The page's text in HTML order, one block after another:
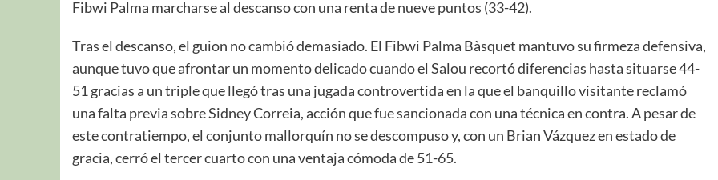
Fibwi Palma marcharse al descanso con una renta de nueve puntos (33-42).
Tras el descanso, el guion no cambió demasiado. El Fibwi Palma Bàsquet mantuvo su firmeza defensiva,
aunque tuvo que afrontar un momento delicado cuando el Salou recortó diferencias hasta situarse 44-
51 gracias a un triple que llegó tras una jugada controvertida en la que el banquillo visitante reclamó
una falta previa sobre Sidney Correia, acción que fue sancionada con una técnica en contra. A pesar de
este contratiempo, el conjunto mallorquín no se descompuso y, con un Brian Vázquez en estado de
gracia, cerró el tercer cuarto con una ventaja cómoda de 51-65.